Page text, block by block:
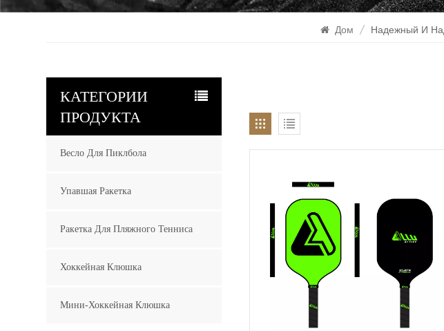
Дом / Надежный И
КАТЕГОРИИ
ПРОДУКТА
Весло Для Пиклбола
Упавшая Ракетка
Ракетка Для Пляжного Тенниса
Хоккейная Клюшка
Мини-Хоккейная Клюшка